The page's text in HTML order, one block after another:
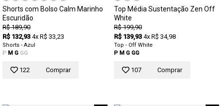
Shorts com Bolso Calm Marinho
Escuridão
R$ 189,90
R$ 132,93 4x R$ 33,23
Shorts - Azul
P M G GG
122 Comprar
Top Média Sustentação Zen Off
White
R$ 199,90
R$ 139,93 4x R$ 34,98
Top - Off White
P M G GG
107 Comprar